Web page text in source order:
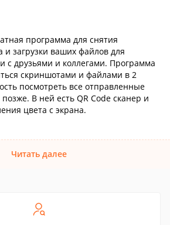
программа для снятия
и загрузки ваших файлов для
с друзьями и коллегами. Программа
скриншотами и файлами в 2
посмотреть все отправленные
В ней есть QR Code сканер и
цвета с экрана.
Читать далее